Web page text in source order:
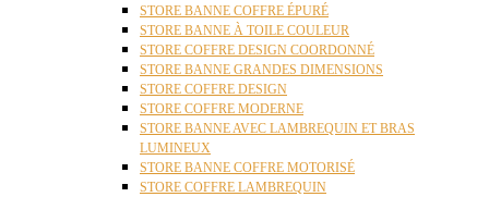
STORE BANNE COFFRE ÉPURÉ
STORE BANNE À TOILE COULEUR
STORE COFFRE DESIGN COORDONNÉ
STORE BANNE GRANDES DIMENSIONS
STORE COFFRE DESIGN
STORE COFFRE MODERNE
STORE BANNE AVEC LAMBREQUIN ET BRAS
LUMINEUX
STORE BANNE COFFRE MOTORISÉ
STORE COFFRE LAMBREQUIN